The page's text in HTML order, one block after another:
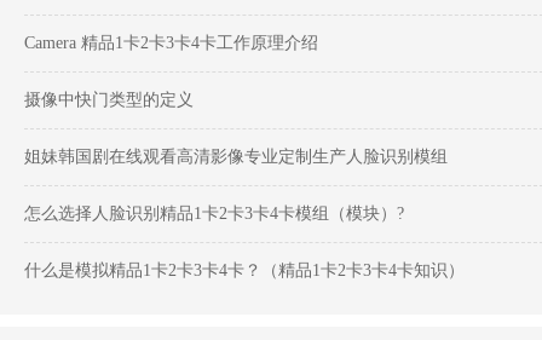
Camera 精品1卡2卡3卡4卡工作原理介绍
摄像中快门类型的定义
姐妹韩国剧在线观看高清影像专业定制生产人脸识别模组
怎么选择人脸识别精品1卡2卡3卡4卡模组（模块）?
什么是模拟精品1卡2卡3卡4卡？（精品1卡2卡3卡4卡知识）